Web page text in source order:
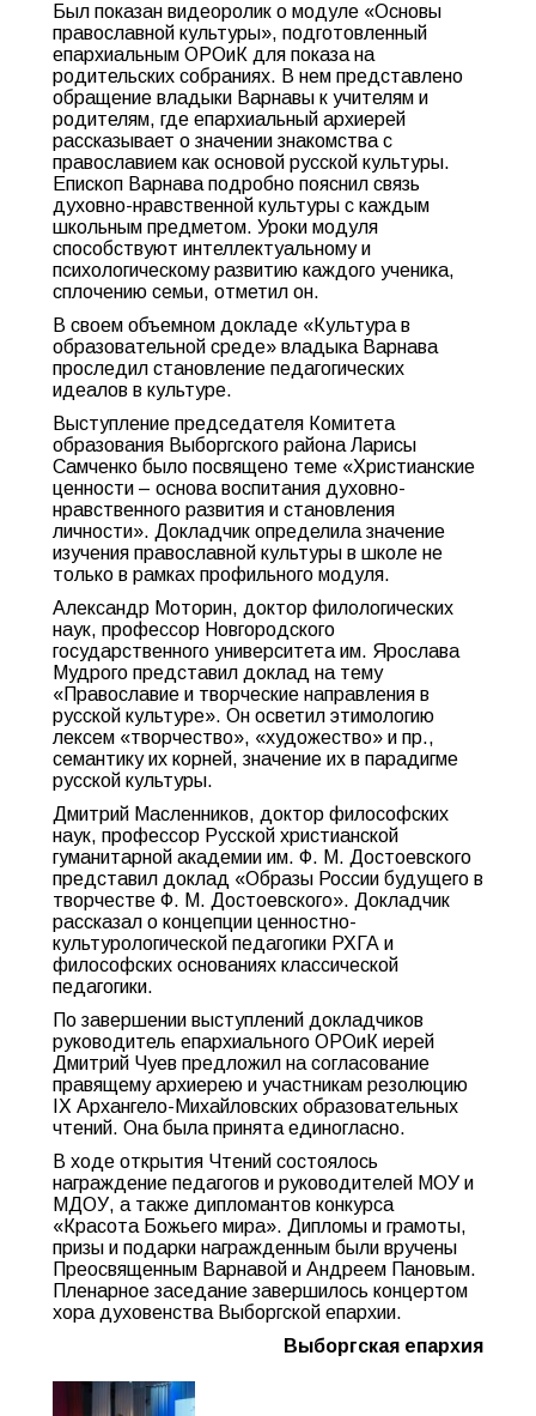
Был показан видеоролик о модуле «Основы
православной культуры», подготовленный
епархиальным ОРОиК для показа на
родительских собраниях. В нем представлено
обращение владыки Варнавы к учителям и
родителям, где епархиальный архиерей
рассказывает о значении знакомства с
православием как основой русской культуры.
Епископ Варнава подробно пояснил связь
духовно-нравственной культуры с каждым
школьным предметом. Уроки модуля
способствуют интеллектуальному и
психологическому развитию каждого ученика,
сплочению семьи, отметил он.
В своем объемном докладе «Культура в
образовательной среде» владыка Варнава
проследил становление педагогических
идеалов в культуре.
Выступление председателя Комитета
образования Выборгского района Ларисы
Самченко было посвящено теме «Христианские
ценности – основа воспитания духовно-
нравственного развития и становления
личности». Докладчик определила значение
изучения православной культуры в школе не
только в рамках профильного модуля.
Александр Моторин, доктор филологических
наук, профессор Новгородского
государственного университета им. Ярослава
Мудрого представил доклад на тему
«Православие и творческие направления в
русской культуре». Он осветил этимологию
лексем «творчество», «художество» и пр.,
семантику их корней, значение их в парадигме
русской культуры.
Дмитрий Масленников, доктор философских
наук, профессор Русской христианской
гуманитарной академии им. Ф. М. Достоевского
представил доклад «Образы России будущего в
творчестве Ф. М. Достоевского». Докладчик
рассказал о концепции ценностно-
культурологической педагогики РХГА и
философских основаниях классической
педагогики.
По завершении выступлений докладчиков
руководитель епархиального ОРОиК иерей
Дмитрий Чуев предложил на согласование
правящему архиерею и участникам резолюцию
IX Архангело-Михайловских образовательных
чтений. Она была принята единогласно.
В ходе открытия Чтений состоялось
награждение педагогов и руководителей МОУ и
МДОУ, а также дипломантов конкурса
«Красота Божьего мира». Дипломы и грамоты,
призы и подарки награжденным были вручены
Преосвященным Варнавой и Андреем Пановым.
Пленарное заседание завершилось концертом
хора духовенства Выборгской епархии.
Выборгская епархия